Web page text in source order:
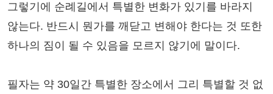
그렇기에 순례길에서 특별한 변화가 있기를 바라지
않는다. 반드시 뭔가를 깨닫고 변해야 한다는 것 또한
하나의 짐이 될 수 있음을 모르지 않기에 말이다.
필자는 약 30일간 특별한 장소에서 그리 특별할 것 없